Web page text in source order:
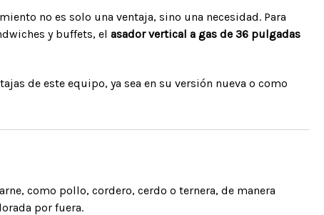
no es solo una ventaja, sino una necesidad. Para
y buffets, el asador vertical a gas de 36 pulgadas
de este equipo, ya sea en su versión nueva o como
como pollo, cordero, cerdo o ternera, de manera
por fuera.